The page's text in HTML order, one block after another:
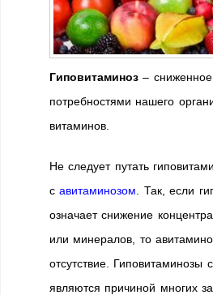
Гиповитаминоз –
потребностями нашего
витаминов.
Не следует путать
савитаминозом . Так, если
означает снижение
или минералов, то
отсутствие. Гиповитаминозы
являются причиной многих